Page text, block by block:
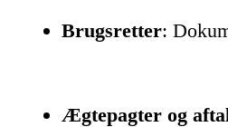
Brugsretter:
Ægtepagter og